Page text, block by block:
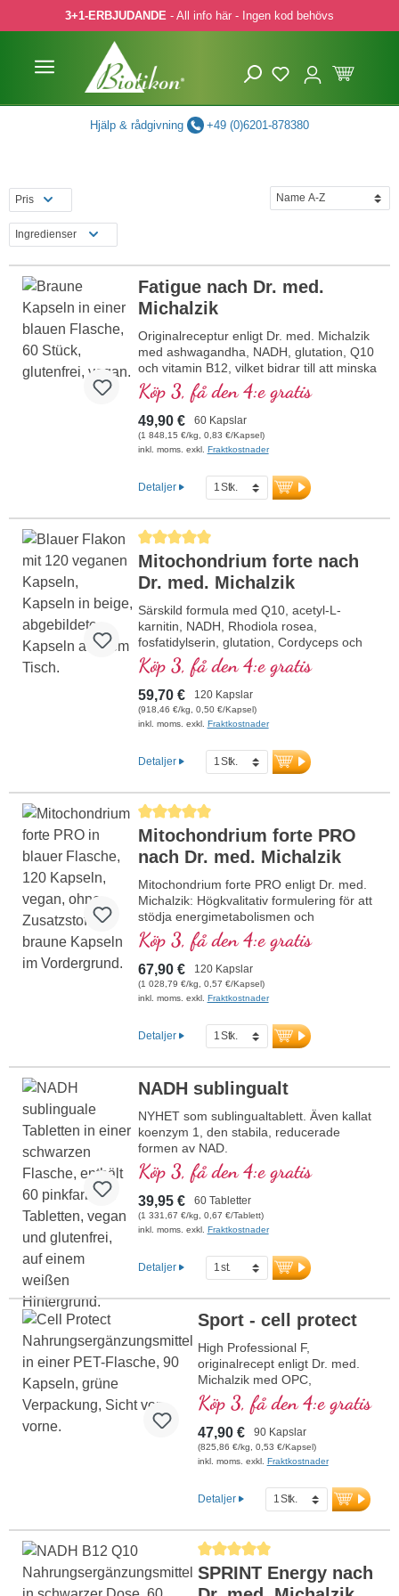
till huvudinnehåll
Hoppa till sökning
Hoppa till huvudnavigering
3+1-ERBJUDANDE - All info här - Ingen kod behövs
Hjälp & rådgivning +49 (0)6201-878380
Pris
Ingredienser
Fatigue nach Dr. med.
Michalzik
Originalreceptur enligt Dr. med. Michalzik
med ashwagandha, NADH, glutation, Q10
och vitamin B12, vilket bidrar till att minska
trötthet och utmattning. 20 års
produktionserfarenhet i Tyskland och 40
års erfarenhet av vitalämnen. Veganska
kapselhöljen fria från karragenan och
PEG samt aluminiumsfri försegling för din
premiumextrakt.
Köp 3, få den 4:e gratis
49,90 € 60 Kapslar
(1 848,15 €/kg, 0,83 €/Kapsel)
inkl. moms. exkl. Fraktkostnader
Detaljer
Genomsnittligt betyg på 5 av 5 stjärnor
Mitochondrium forte nach
Dr. med. Michalzik
Särskild formula med Q10, acetyl-L-
karnitin, NADH, Rhodiola rosea,
fosfatidylserin, glutation, Cordyceps och
koppar, som bidrar till en normal
energiomsättning (i form av ATP i
cellandningskedjan).
Köp 3, få den 4:e gratis
59,70 € 120 Kapslar
(918,46 €/kg, 0,50 €/Kapsel)
inkl. moms. exkl. Fraktkostnader
Detaljer
Genomsnittligt betyg på 5 av 5 stjärnor
Mitochondrium forte PRO
nach Dr. med. Michalzik
Mitochondrium forte PRO enligt Dr. med.
Michalzik: Högkvalitativ formulering för att
stödja energimetabolismen och
cellhälsan. Med NADH, Q10, resveratrol
och tiamin, som främjar
energimetabolismen, samt R-alfa-
liponsyra i den värdefulla formen Sodium-
R-Lipoat. Aluminiumfri försegling och över
kvalitet. Utvecklad av läkare.
Köp 3, få den 4:e gratis
67,90 € 120 Kapslar
(1 028,79 €/kg, 0,57 €/Kapsel)
inkl. moms. exkl. Fraktkostnader
Detaljer
NADH sublingualt
NYHET som sublingualtablett. Även kallat
koenzym 1, den stabila, reducerade
formen av NAD.
• inget nano-NADH, inga nanopartiklar!
• Sublingual för bättre upptag via
munslemhinnan
• Fri från tillsatser
• I violett glasburk
Köp 3, få den 4:e gratis
39,95 € 60 Tabletter
(1 331,67 €/kg, 0,67 €/Tablett)
inkl. moms. exkl. Fraktkostnader
Detaljer
Sport - cell protect
High Professional F,
originalrecept enligt Dr. med.
Michalzik med OPC,
Cordyceps, karnosolsyra,
resveratrol, Q10, glutation,
NADH, omega 3, granatäpple
och rent vitamin C
Köp 3, få den 4:e gratis
47,90 € 90 Kapslar
(825,86 €/kg, 0,53 €/Kapsel)
inkl. moms. exkl. Fraktkostnader
Detaljer
Genomsnittligt betyg på 5 av 5 stjärnor
SPRINT Energy nach